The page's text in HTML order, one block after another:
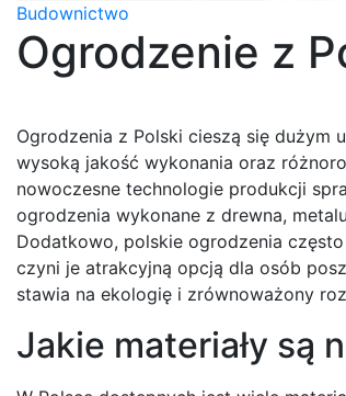
Budownictwo
Ogrodzenie z
Ogrodzenia z Polski cieszą się dużym
wysoką jakość wykonania oraz
nowoczesne technologie produkcji
ogrodzenia wykonane z drewna,
Dodatkowo, polskie ogrodzenia
czyni je atrakcyjną opcją dla osób
stawia na ekologię i zrównoważony
Jakie materiały są